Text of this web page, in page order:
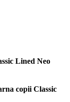
Lined Neo
copii Classic